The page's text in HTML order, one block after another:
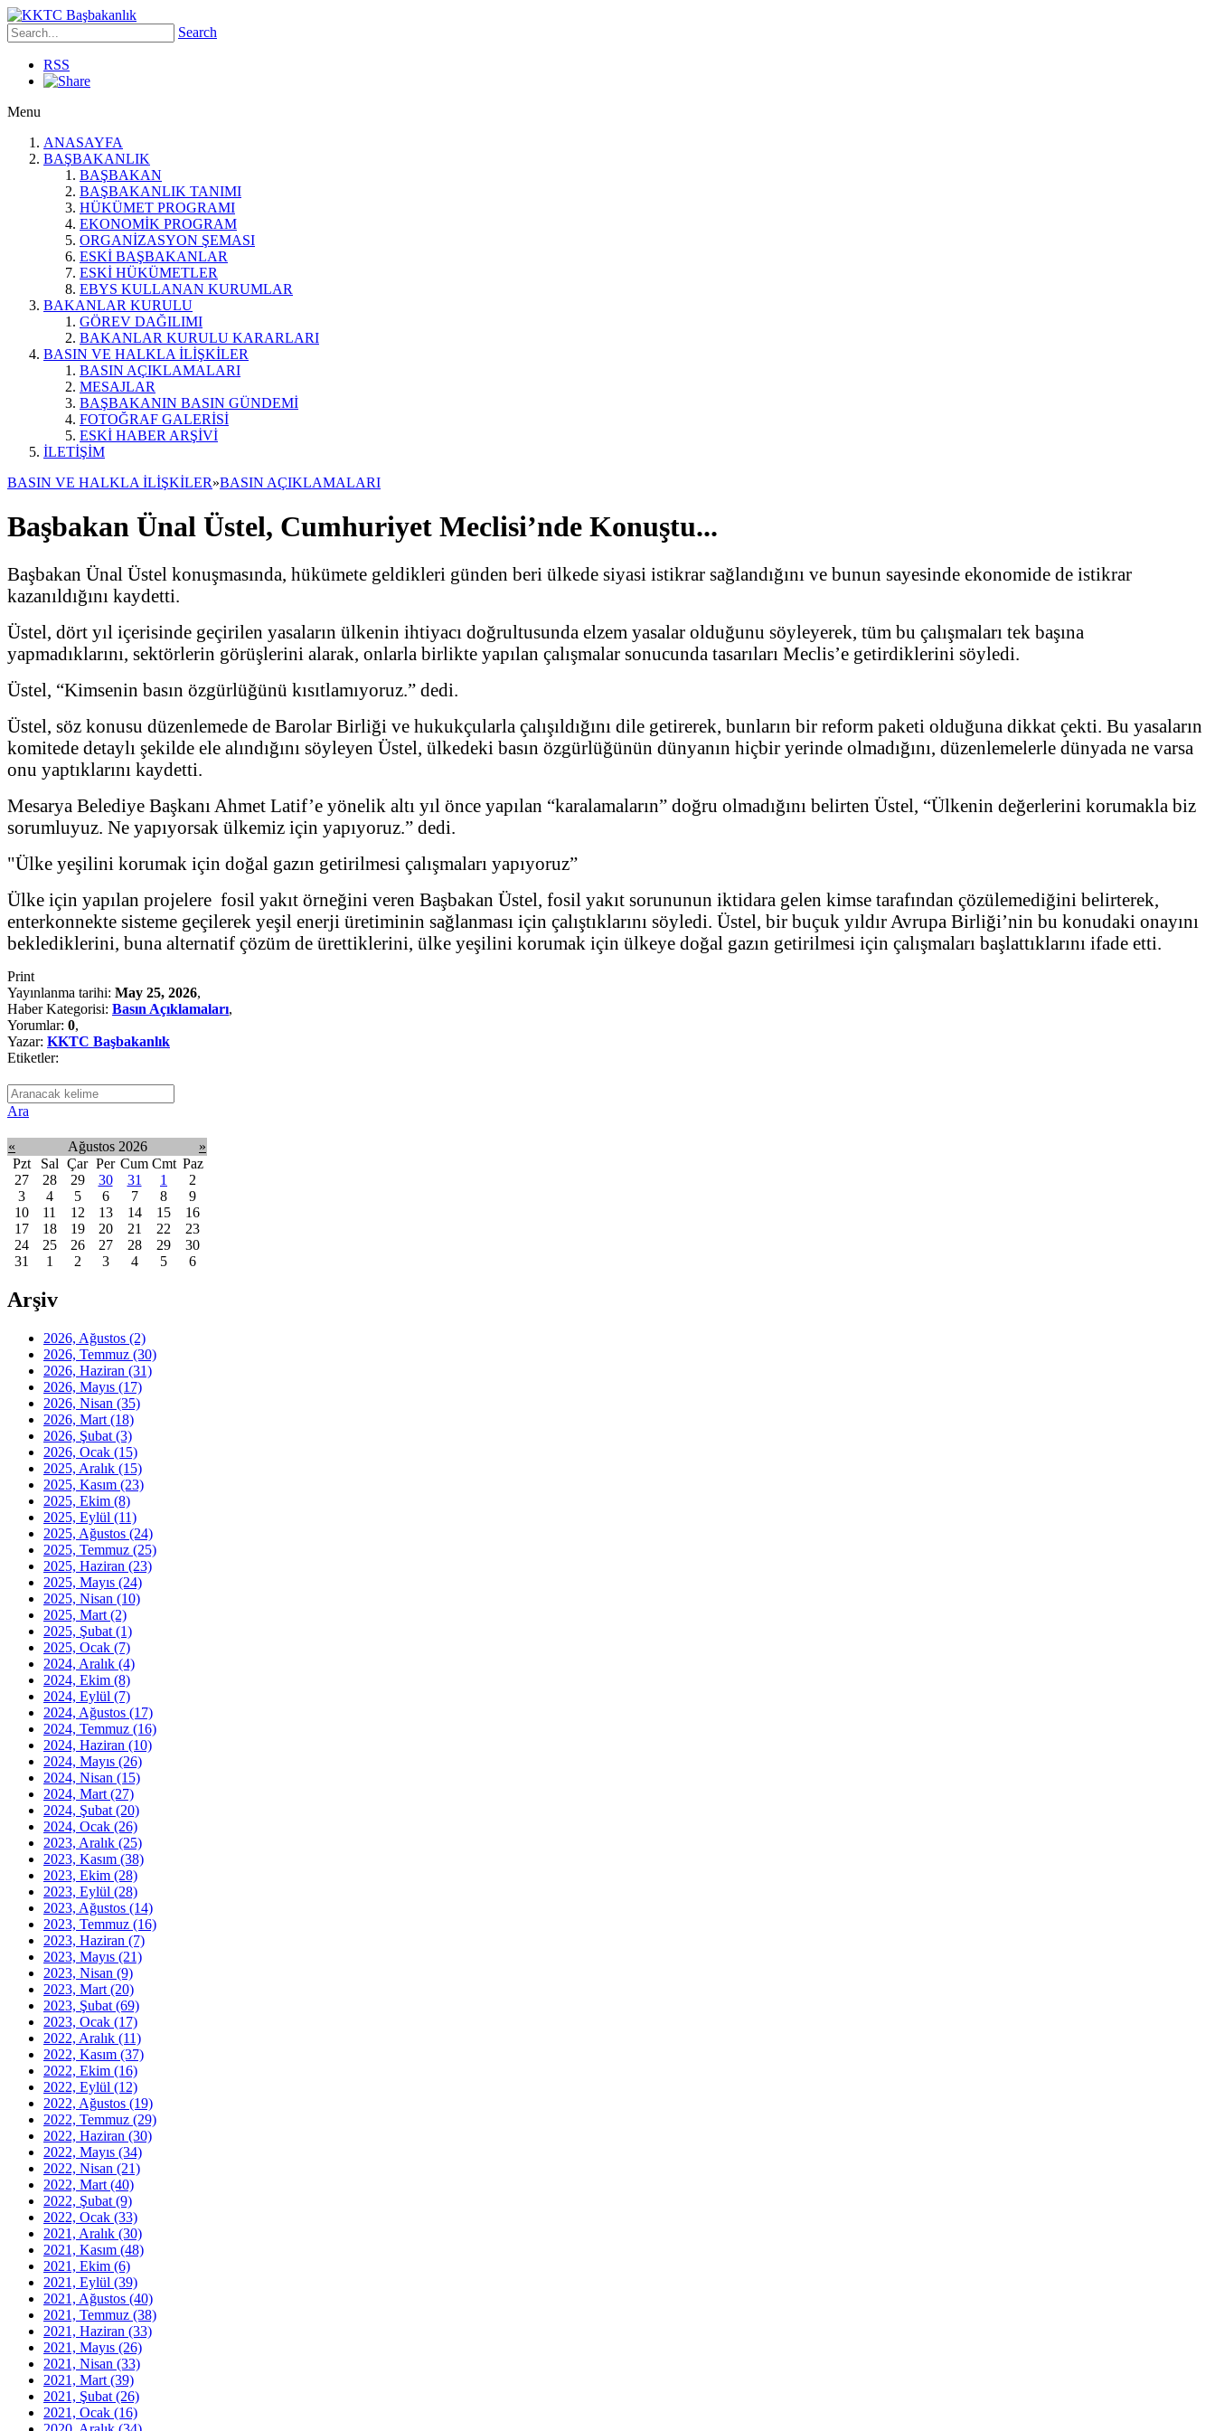
Search
RSS
Menu
ANASAYFA
BAŞBAKANLIK
BAŞBAKAN
BAŞBAKANLIK TANIMI
HÜKÜMET PROGRAMI
EKONOMİK PROGRAM
ORGANİZASYON ŞEMASI
ESKİ BAŞBAKANLAR
ESKİ HÜKÜMETLER
EBYS KULLANAN KURUMLAR
BAKANLAR KURULU
GÖREV DAĞILIMI
BAKANLAR KURULU KARARLARI
BASIN VE HALKLA İLİŞKİLER
BASIN AÇIKLAMALARI
MESAJLAR
BAŞBAKANIN BASIN GÜNDEMİ
FOTOĞRAF GALERİSİ
ESKİ HABER ARŞİVİ
İLETİŞİM
BASIN VE HALKLA İLİŞKİLER»BASIN AÇIKLAMALARI
Başbakan Ünal Üstel, Cumhuriyet Meclisi’nde Konuştu...
Başbakan Ünal Üstel konuşmasında, hükümete geldikleri günden beri ülkede siyasi istikrar sağlandığını ve bunun sayesinde ekonomide de istikrar
kazanıldığını kaydetti.
Üstel, dört yıl içerisinde geçirilen yasaların ülkenin ihtiyacı doğrultusunda elzem yasalar olduğunu söyleyerek, tüm bu çalışmaları tek başına
yapmadıklarını, sektörlerin görüşlerini alarak, onlarla birlikte yapılan çalışmalar sonucunda tasarıları Meclis’e getirdiklerini söyledi.
Üstel, “Kimsenin basın özgürlüğünü kısıtlamıyoruz.” dedi.
Üstel, söz konusu düzenlemede de Barolar Birliği ve hukukçularla çalışıldığını dile getirerek, bunların bir reform paketi olduğuna dikkat çekti. Bu yasaların
komitede detaylı şekilde ele alındığını söyleyen Üstel, ülkedeki basın özgürlüğünün dünyanın hiçbir yerinde olmadığını, düzenlemelerle dünyada ne varsa
onu yaptıklarını kaydetti.
Mesarya Belediye Başkanı Ahmet Latif’e yönelik altı yıl önce yapılan “karalamaların” doğru olmadığını belirten Üstel, “Ülkenin değerlerini korumakla biz
sorumluyuz. Ne yapıyorsak ülkemiz için yapıyoruz.” dedi.
"Ülke yeşilini korumak için doğal gazın getirilmesi çalışmaları yapıyoruz”
Ülke için yapılan projelere fosil yakıt örneğini veren Başbakan Üstel, fosil yakıt sorununun iktidara gelen kimse tarafından çözülemediğini belirterek,
enterkonnekte sisteme geçilerek yeşil enerji üretiminin sağlanması için çalıştıklarını söyledi. Üstel, bir buçuk yıldır Avrupa Birliği’nin bu konudaki onayını
beklediklerini, buna alternatif çözüm de ürettiklerini, ülke yeşilini korumak için ülkeye doğal gazın getirilmesi için çalışmaları başlattıklarını ifade etti.
Print
Yayınlanma tarihi: May 25, 2026,
Haber Kategorisi: Basın Açıklamaları,
Yorumlar: 0,
Yazar: KKTC Başbakanlık
Etiketler:
Ara
« Ağustos 2026
»
Pzt
Sal Çar Per Cum Cmt Paz
27
28 29 30 31 1
2
3
4 5 6 7 8
9
10
11 12 13 14 15
16
17
18 19 20 21 22
23
24
25 26 27 28 29
30
31
1 2 3 4 5 6
Arşiv
2026, Ağustos (2)
2026, Temmuz (30)
2026, Haziran (31)
2026, Mayıs (17)
2026, Nisan (35)
2026, Mart (18)
2026, Şubat (3)
2026, Ocak (15)
2025, Aralık (15)
2025, Kasım (23)
2025, Ekim (8)
2025, Eylül (11)
2025, Ağustos (24)
2025, Temmuz (25)
2025, Haziran (23)
2025, Mayıs (24)
2025, Nisan (10)
2025, Mart (2)
2025, Şubat (1)
2025, Ocak (7)
2024, Aralık (4)
2024, Ekim (8)
2024, Eylül (7)
2024, Ağustos (17)
2024, Temmuz (16)
2024, Haziran (10)
2024, Mayıs (26)
2024, Nisan (15)
2024, Mart (27)
2024, Şubat (20)
2024, Ocak (26)
2023, Aralık (25)
2023, Kasım (38)
2023, Ekim (28)
2023, Eylül (28)
2023, Ağustos (14)
2023, Temmuz (16)
2023, Haziran (7)
2023, Mayıs (21)
2023, Nisan (9)
2023, Mart (20)
2023, Şubat (69)
2023, Ocak (17)
2022, Aralık (11)
2022, Kasım (37)
2022, Ekim (16)
2022, Eylül (12)
2022, Ağustos (19)
2022, Temmuz (29)
2022, Haziran (30)
2022, Mayıs (34)
2022, Nisan (21)
2022, Mart (40)
2022, Şubat (9)
2022, Ocak (33)
2021, Aralık (30)
2021, Kasım (48)
2021, Ekim (6)
2021, Eylül (39)
2021, Ağustos (40)
2021, Temmuz (38)
2021, Haziran (33)
2021, Mayıs (26)
2021, Nisan (33)
2021, Mart (39)
2021, Şubat (26)
2021, Ocak (16)